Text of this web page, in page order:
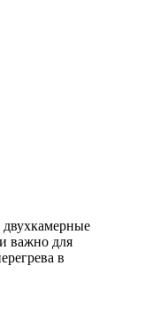
двухкамерные
важно для
в